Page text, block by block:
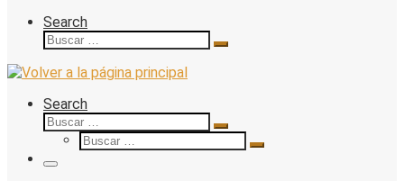
Search
Buscar
Buscar
Search
Buscar
Buscar
…
Buscar
Buscar
Menu